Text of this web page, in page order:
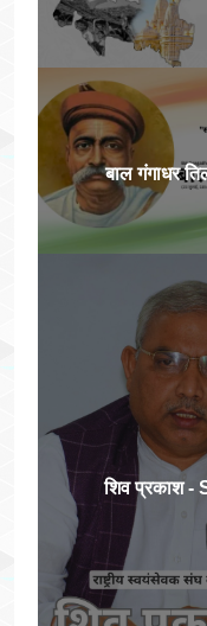
बाल गंगाधर
शिव प्रकाश -